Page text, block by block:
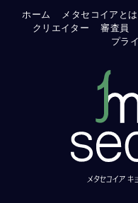
ホーム メタセコイアと
クリエイター
審査員
プラ